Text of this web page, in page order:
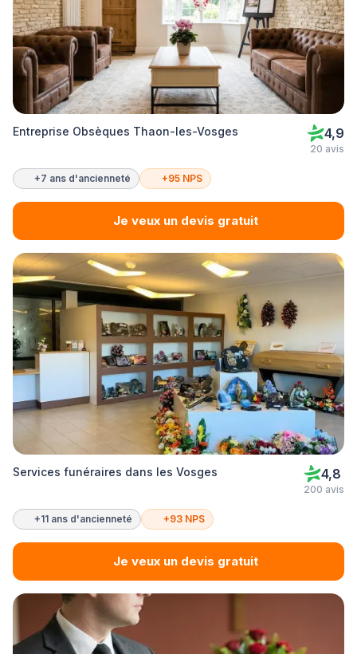
Entreprise Obsèques Thaon-les-Vosges 4,9
20 avis
+7 ans d'ancienneté +95 NPS
Je veux un devis gratuit
Services funéraires dans les Vosges 4,8
200 avis
+11 ans d'ancienneté +93 NPS
Je veux un devis gratuit